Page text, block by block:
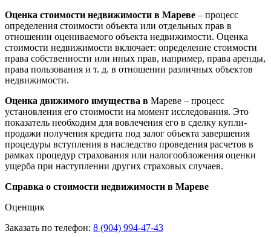
Оценка стоимости недвижимости в Мареве – процесс
определения стоимости объекта или отдельных прав в
отношении оцениваемого объекта недвижимости. Оценка
стоимости недвижимости включает: определение стоимости
права собственности или иных прав, например, права аренды,
права пользования и т. д. в отношении различных объектов
недвижимости.
Оценка движимого имущества в Мареве – процесс
установления его стоимости на момент исследования. Это
показатель необходим для вовлечения его в сделку купли-
продажи получения кредита под залог объекта завершения
процедуры вступления в наследство проведения расчетов в
рамках процедур страхования или налогообложения оценки
ущерба при наступлении других страховых случаев.
Справка о стоимости недвижимости в Мареве
Оценщик
Заказать по телефон: 8 (904) 994-47-43